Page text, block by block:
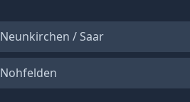
Neunkirchen / Saar
Nohfelden